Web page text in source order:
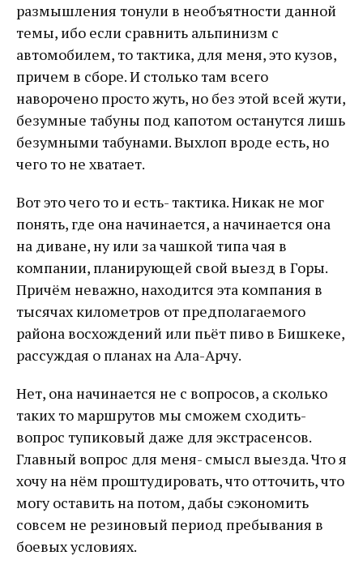
размышления тонули в необъятности данной
темы, ибо если сравнить альпинизм с
автомобилем, то тактика, для меня, это кузов,
причем в сборе. И столько там всего
наворочено просто жуть, но без этой всей жути,
безумные табуны под капотом останутся лишь
безумными табунами. Выхлоп вроде есть, но
чего то не хватает.
Вот это чего то и есть- тактика. Никак не мог
понять, где она начинается, а начинается она
на диване, ну или за чашкой типа чая в
компании, планирующей свой выезд в Горы.
Причём неважно, находится эта компания в
тысячах километров от предполагаемого
района восхождений или пьёт пиво в Бишкеке,
рассуждая о планах на Ала-Арчу.
Нет, она начинается не с вопросов, а сколько
таких то маршрутов мы сможем сходить-
вопрос тупиковый даже для экстрасенсов.
Главный вопрос для меня- смысл выезда. Что я
хочу на нём проштудировать, что отточить, что
могу оставить на потом, дабы сэкономить
совсем не резиновый период пребывания в
боевых условиях.